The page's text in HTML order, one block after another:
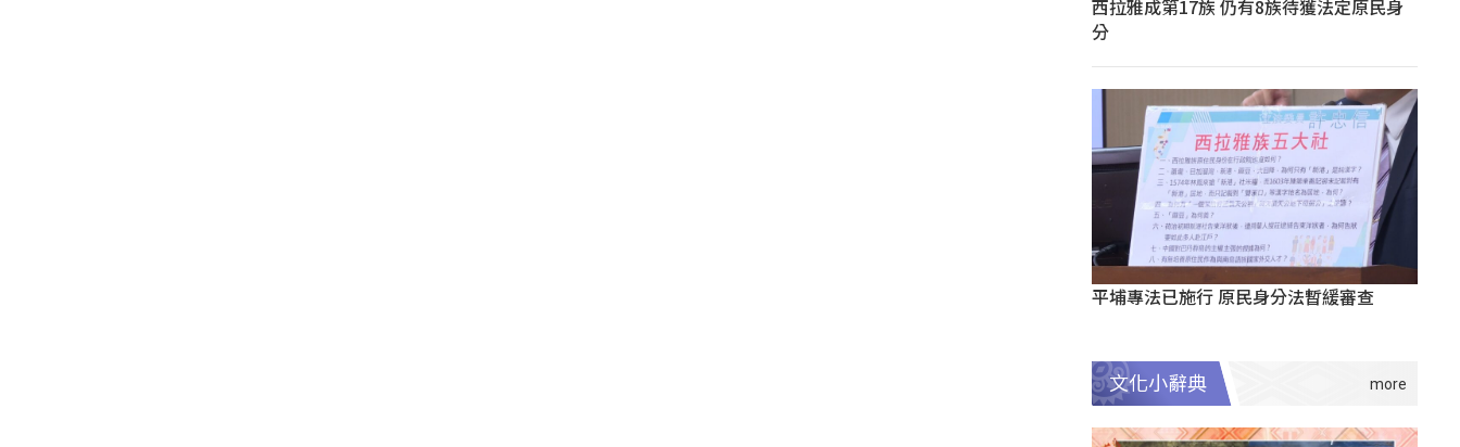
西拉雅成第17族 仍有8族待獲法定原民身
分
平埔專法已施行 原民身分法暫緩審查
文化小辭典